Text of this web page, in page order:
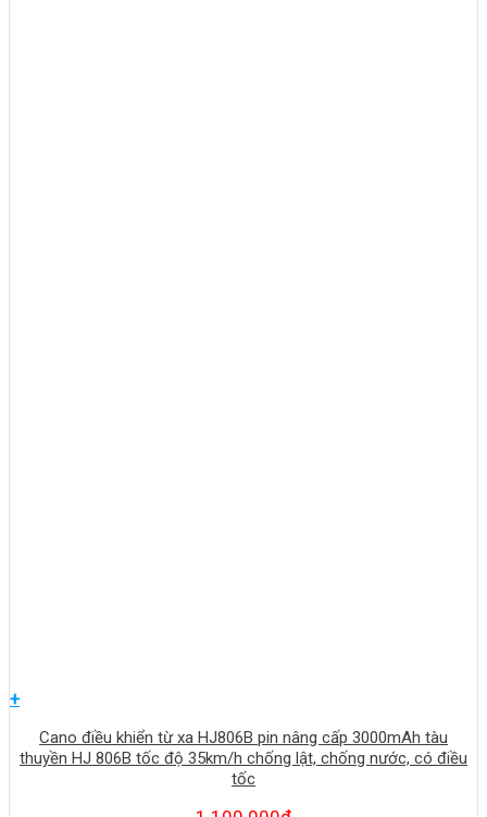
+
Cano điều khiển từ xa HJ806B pin nâng cấp 3000mAh tàu
thuyền HJ 806B tốc độ 35km/h chống lật, chống nước, có điều
tốc